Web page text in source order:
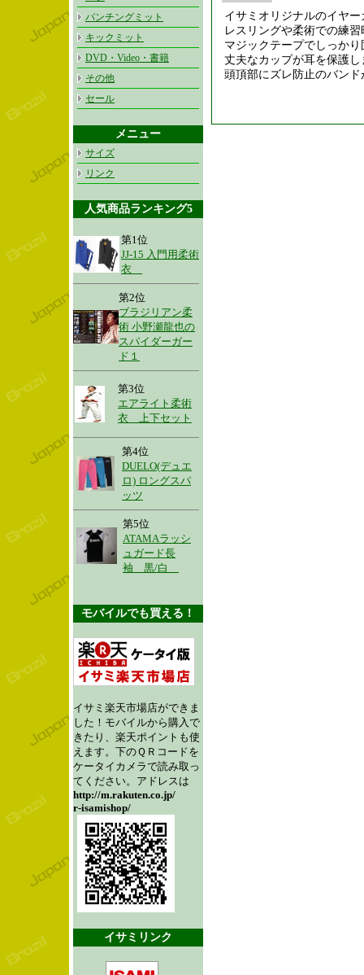
パンチングミット
キックミット
DVD・Video・書籍
その他
セール
メニュー
サイズ
リンク
人気商品ランキング5
第1位
JJ-15 入門用柔術
衣
第2位
ブラジリアン柔
術 小野瀬龍也の
スパイダーガー
ド１
第3位
エアライト柔術
衣 上下セット
第4位
DUELO(デュエ
ロ) ロングスパ
ッツ
第5位
ATAMAラッシ
ュガード長
袖 黒/白
モバイルでも買える！
イサミ楽天市場店ができま
した！モバイルから購入で
きたり、楽天ポイントも使
えます。下のＱＲコードを
ケータイカメラで読み取っ
てください。アドレスは
http://m.rakuten.co.jp/
r-isamishop/
イサミリンク
イサミオリジナルのイヤー
レスリングや柔術での練
マジックテープでしっか
丈夫なカップが耳を保護し
頭頂部にズレ防止のバン